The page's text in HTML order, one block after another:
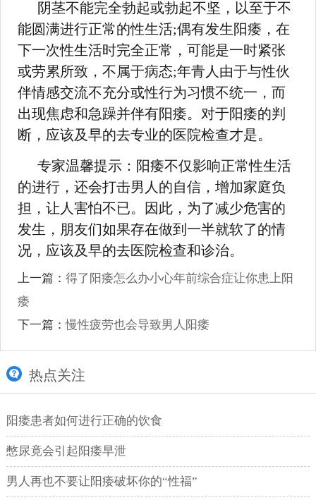
阴茎不能完全勃起或勃起不坚，以至于不
能圆满进行正常的性生活;偶有发生阳痿，在
下一次性生活时完全正常，可能是一时紧张
或劳累所致，不属于病态;年青人由于与性伙
伴情感交流不充分或性行为习惯不统一，而
出现焦虑和急躁并伴有阳痿。对于阳痿的判
断，应该及早的去专业的医院检查才是。
专家温馨提示：阳痿不仅影响正常性生活
的进行，还会打击男人的自信，增加家庭负
担，让人害怕不已。因此，为了减少危害的
发生，朋友们如果存在做到一半就软了的情
况，应该及早的去医院检查和诊治。
上一篇：得了阳痿怎么办小心年前综合症让你患上阳
痿
下一篇：慢性疲劳也会导致男人阳痿
热点关注
阳痿患者如何进行正确的饮食
憋尿竟会引起阳痿早泄
男人再也不要让阳痿破坏你的“性福”